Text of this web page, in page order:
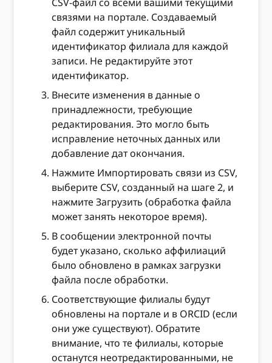
связями на портале. Создаваемый
файл содержит уникальный
идентификатор филиала для каждой
записи. Не редактируйте этот
идентификатор.
Внесите изменения в данные о
принадлежности, требующие
редактирования. Это могло быть
исправление неточных данных или
добавление дат окончания.
Нажмите Импортировать связи из CSV,
выберите CSV, созданный на шаге 2, и
нажмите Загрузить (обработка файла
может занять некоторое время).
В сообщении электронной почты
будет указано, сколько аффилиаций
было обновлено в рамках загрузки
файла после обработки.
Соответствующие филиалы будут
обновлены на портале и в ORCID (если
они уже существуют). Обратите
внимание, что те филиалы, которые
останутся неотредактированными, не